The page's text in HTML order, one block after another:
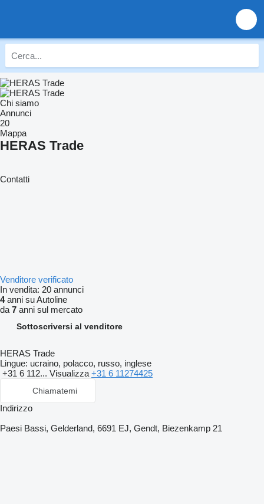
Chi siamo
Annunci
20
Mappa
HERAS Trade
Contatti
Venditore verificato
In vendita: 20 annunci
4anni su Autoline
da 7 anni sul mercato
Sottoscriversi al venditore
HERAS Trade
Lingue: ucraino, polacco, russo, inglese
+31 6 112... Visualizza +31 6 11274425
Chiamatemi
Indirizzo
Paesi Bassi, Gelderland, 6691 EJ, Gendt, Biezenkamp 21